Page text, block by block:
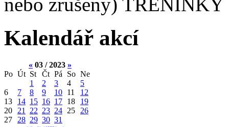
Kalendář akcí
« 03 / 2023 »
Po Út St Čt Pá So Ne
1
2 3 4
5
6
7 8 9 10 11
12
13
14 15 16 17 18
19
20
21 22 23 24 25
26
27
28 29 30 31